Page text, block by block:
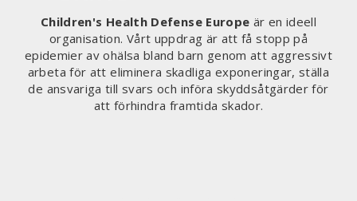
Children's Health Defense Europe är en ideell
organisation. Vårt uppdrag är att få stopp på
epidemier av ohälsa bland barn genom att aggressivt
arbeta för att eliminera skadliga exponeringar, ställa
de ansvariga till svars och införa skyddsåtgärder för
att förhindra framtida skador.